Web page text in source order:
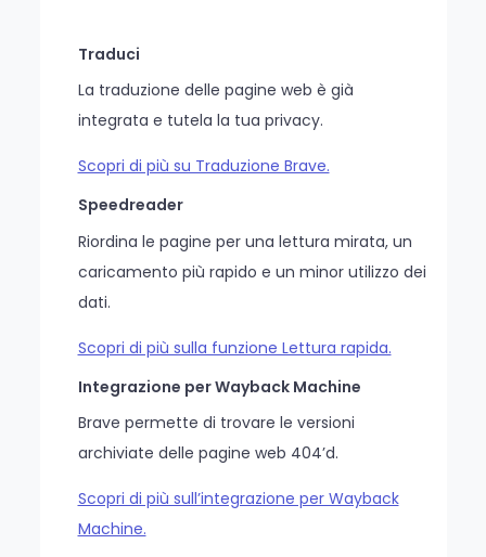
Traduci
La traduzione delle pagine web è già
integrata e tutela la tua privacy.
Scopri di più su Traduzione Brave.
Speedreader
Riordina le pagine per una lettura mirata, un
caricamento più rapido e un minor utilizzo dei
dati.
Scopri di più sulla funzione Lettura rapida.
Integrazione per Wayback Machine
Brave permette di trovare le versioni
archiviate delle pagine web 404’d.
Scopri di più sull’integrazione per Wayback
Machine.